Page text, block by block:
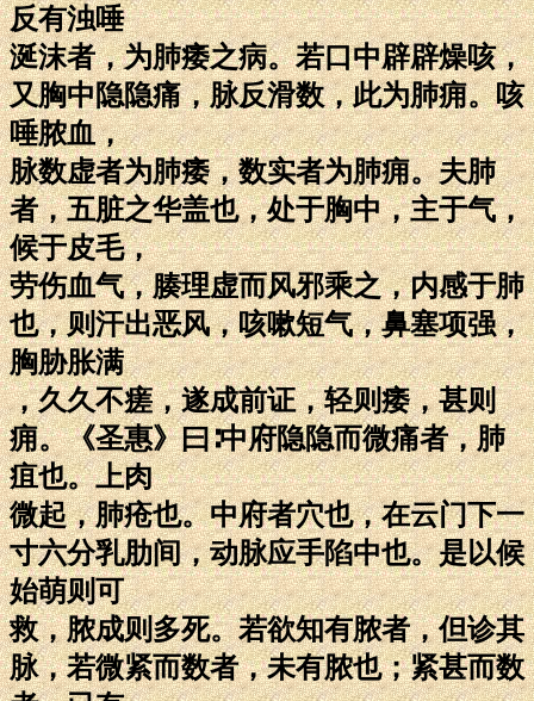
反有浊唾
涎沫者，为肺痿之病。若口中辟辟燥咳，
又胸中隐隐痛，脉反滑数，此为肺痈。咳
唾脓血，
脉数虚者为肺痿，数实者为肺痈。夫肺
者，五脏之华盖也，处于胸中，主于气，
候于皮毛，
劳伤血气，腠理虚而风邪乘之，内感于肺
也，则汗出恶风，咳嗽短气，鼻塞项强，
胸胁胀满
，久久不瘥，遂成前证，轻则痿，甚则
痈。《圣惠》曰∶中府隐隐而微痛者，肺
疽也。上肉
微起，肺疮也。中府者穴也，在云门下一
寸六分乳肋间，动脉应手陷中也。是以候
始萌则可
救，脓成则多死。若欲知有脓者，但诊其
脉，若微紧而数者，未有脓也；紧甚而数